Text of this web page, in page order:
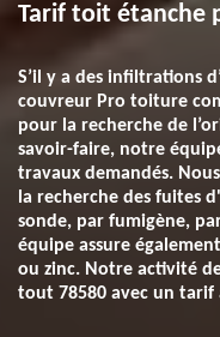
Tarif toit étanche
S’il y a des infiltrations
couvreur Pro toiture
pour la recherche de
savoir-faire, notre
travaux demandés.
la recherche des fuites
sonde, par fumigène,
équipe assure
ou zinc. Notre activité
tout 78580 avec un tarif